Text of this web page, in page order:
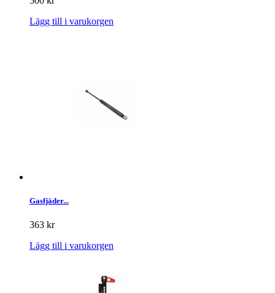
Lägg till i varukorgen
Gasfjäder...
363 kr
Lägg till i varukorgen